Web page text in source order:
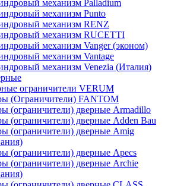
механизм Palladium
механизм Punto
механизм RENZ
механизм RUCETTI
механизм Vanger (эконом)
механизм Vantage
механизм Venezia (Италия)
ограничители VERUM
(Ограничители) FANTOM
(ограничители) дверные Armadillo
(ограничители) дверные Adden Bau
(ограничители) дверные Amig
(ограничители) дверные Apecs
(ограничители) дверные Archie